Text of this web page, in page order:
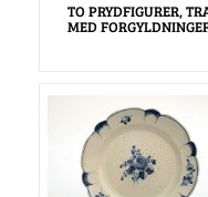
TO PRYDFIGURER,
MED